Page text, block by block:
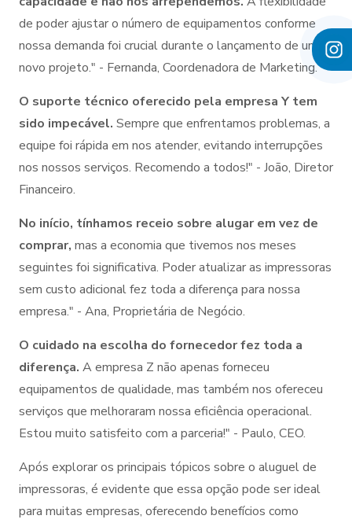
de poder ajustar o número de equipamentos conforme
nossa demanda foi crucial durante o lançamento de um
novo projeto." - Fernanda, Coordenadora de Marketing.
O suporte técnico oferecido pela empresa Y tem
sido impecável. Sempre que enfrentamos problemas, a
equipe foi rápida em nos atender, evitando interrupções
nos nossos serviços. Recomendo a todos!" - João, Diretor
Financeiro.
No início, tínhamos receio sobre alugar em vez de
comprar, mas a economia que tivemos nos meses
seguintes foi significativa. Poder atualizar as impressoras
sem custo adicional fez toda a diferença para nossa
empresa." - Ana, Proprietária de Negócio.
O cuidado na escolha do fornecedor fez toda a
diferença. A empresa Z não apenas forneceu
equipamentos de qualidade, mas também nos ofereceu
serviços que melhoraram nossa eficiência operacional.
Estou muito satisfeito com a parceria!" - Paulo, CEO.
Após explorar os principais tópicos sobre o aluguel de
impressoras, é evidente que essa opção pode ser ideal
para muitas empresas, oferecendo benefícios como